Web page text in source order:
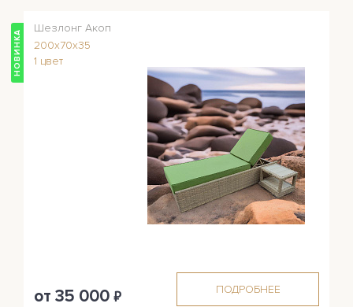
НОВИНКА
ПОДРОБНЕЕ
Шезлонг Акоп
200x70x35
1 цвет
от 35 000 ₽